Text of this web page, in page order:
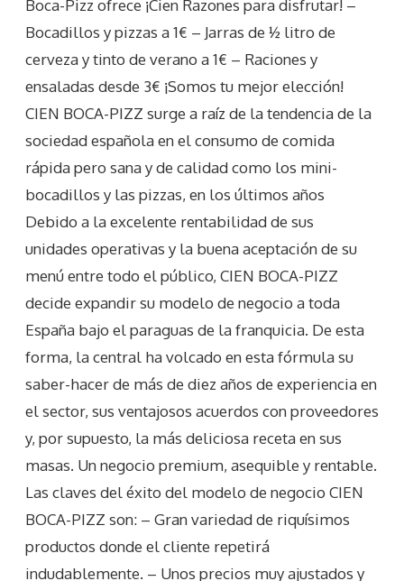
Boca-Pizz ofrece ¡Cien Razones para disfrutar! –
Bocadillos y pizzas a 1€ – Jarras de ½ litro de
cerveza y tinto de verano a 1€ – Raciones y
ensaladas desde 3€ ¡Somos tu mejor elección!
CIEN BOCA-PIZZ surge a raíz de la tendencia de la
sociedad española en el consumo de comida
rápida pero sana y de calidad como los mini-
bocadillos y las pizzas, en los últimos años
Debido a la excelente rentabilidad de sus
unidades operativas y la buena aceptación de su
menú entre todo el público, CIEN BOCA-PIZZ
decide expandir su modelo de negocio a toda
España bajo el paraguas de la franquicia. De esta
forma, la central ha volcado en esta fórmula su
saber-hacer de más de diez años de experiencia en
el sector, sus ventajosos acuerdos con proveedores
y, por supuesto, la más deliciosa receta en sus
masas. Un negocio premium, asequible y rentable.
Las claves del éxito del modelo de negocio CIEN
BOCA-PIZZ son: – Gran variedad de riquísimos
productos donde el cliente repetirá
indudablemente. – Unos precios muy ajustados y